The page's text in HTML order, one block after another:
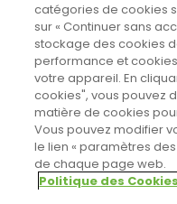
CINEVOX SUR
Designed by
Sahifa ThemeLicense is
catégories de cookies
sur « Continuer sans
stockage des cookies
performance et
votre appareil. En
cookies", vous pouvez
matière de cookies
Vous pouvez modifier
le lien « paramètres
de chaque page web.
Politique des Cookies